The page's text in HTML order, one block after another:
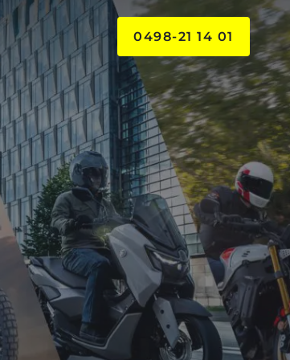
0498-21 14 01